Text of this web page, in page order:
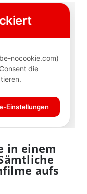
in einem
aufs